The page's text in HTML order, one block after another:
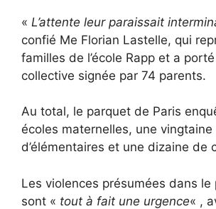
« L’attente leur paraissait
confié Me Florian Lastelle, qui
familles de l’école Rapp et a
collective signée par 74 parents.
Au total, le parquet de Paris
écoles maternelles, une vingtaine
d’élémentaires et une dizaine de
Les violences présumées dans le
sont « tout à fait une urgence« ,